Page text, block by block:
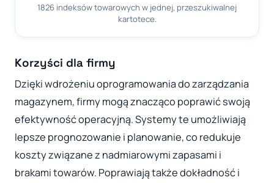
1826 indeksów towarowych w jednej, przeszukiwalnej
kartotece.
Korzyści dla firmy
Dzięki wdrożeniu oprogramowania do zarządzania
magazynem, firmy mogą znacząco poprawić swoją
efektywność operacyjną. Systemy te umożliwiają
lepsze prognozowanie i planowanie, co redukuje
koszty związane z nadmiarowymi zapasami i
brakami towarów. Poprawiają także dokładność i